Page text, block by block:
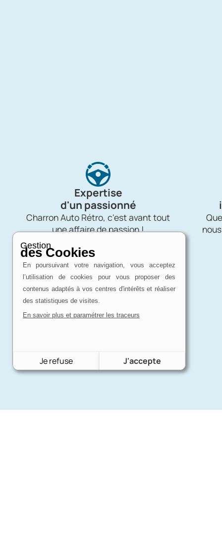
Expertise
d'un passionné
Charron Auto Rétro, c'est avant tout
une affaire de passion !
Gestion
des Cookies
En poursuivant votre navigation, vous acceptez
l’utilisation de cookies pour vous proposer des
contenus adaptés à vos centres d'intérêts et réaliser
des statistiques de visites.
En savoir plus et paramétrer les traceurs
Je refuse J'accepte